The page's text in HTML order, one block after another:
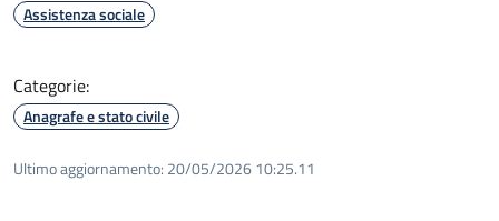
Assistenza sociale
Categorie:
Anagrafe e stato civile
Ultimo aggiornamento: 20/05/2026 10:25.11